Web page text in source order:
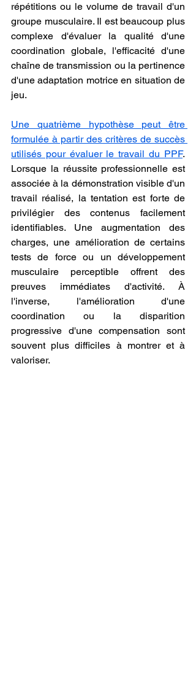
répétitions ou le volume de travail d'un
groupe musculaire. Il est beaucoup plus
complexe d'évaluer la qualité d'une
coordination globale, l'efficacité d'une
chaîne de transmission ou la pertinence
d'une adaptation motrice en situation de
jeu.
Une quatrième hypothèse peut être
formulée à partir des critères de succès
utilisés pour évaluer le travail du PPF.
Lorsque la réussite professionnelle est
associée à la démonstration visible d'un
travail réalisé, la tentation est forte de
privilégier des contenus facilement
identifiables. Une augmentation des
charges, une amélioration de certains
tests de force ou un développement
musculaire perceptible offrent des
preuves immédiates d'activité. À
l'inverse, l'amélioration d'une
coordination ou la disparition
progressive d'une compensation sont
souvent plus difficiles à montrer et à
valoriser.